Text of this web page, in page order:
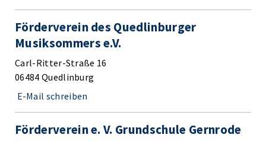
Förderverein des Quedlinburger
Musiksommers e.V.
Carl-Ritter-Straße 16
06484 Quedlinburg
E-Mail schreiben
Förderverein e. V. Grundschule Gernrode